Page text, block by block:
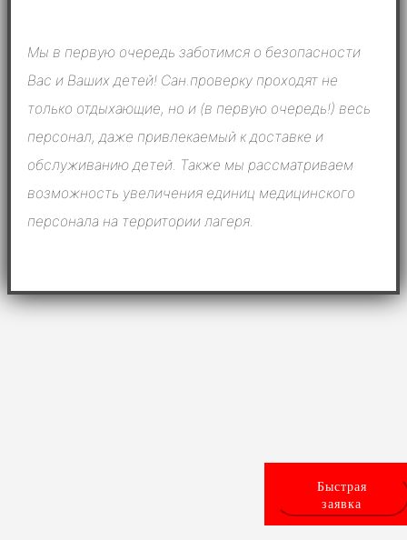
Быстрая
заявка
Мы в первую очередь заботимся о безопасности
Вас и Ваших детей! Сан.проверку проходят не
только отдыхающие, но и (в первую очередь!) весь
персонал, даже привлекаемый к доставке и
обслуживанию детей. Также мы рассматриваем
возможность увеличения единиц медицинского
персонала на территории лагеря.